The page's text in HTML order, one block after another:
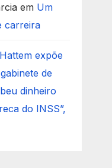
em Um
carreira
expõe
de
dinheiro
do INSS”,